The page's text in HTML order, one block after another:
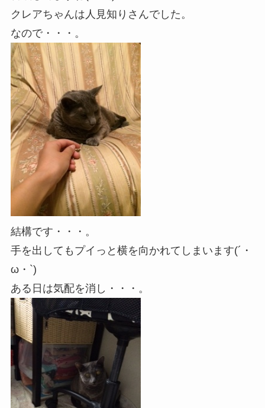
クレアちゃんは人見知りさんでした。
なので・・・。
結構です・・・。
手を出してもプイっと横を向かれてしまいます(´・
ω・`)
ある日は気配を消し・・・。